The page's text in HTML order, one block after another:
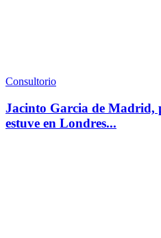
Consultorio
Jacinto Garcia de Madrid,
estuve en Londres...